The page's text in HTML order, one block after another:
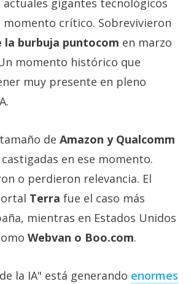
actuales gigantes tecnológicos
crítico. Sobrevivieron
la burbuja puntocom en marzo
momento histórico que
muy presente en pleno
de Amazon y Qualcomm
en ese momento.
o perdieron relevancia. El
Terra fue el caso más
mientras en Estados Unidos
Webvan o Boo.com.
la IA" está generando enormes